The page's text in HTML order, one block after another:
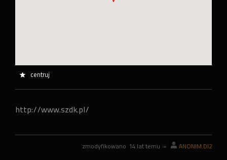
centruj
http://www.szdk.pl/
zmodyfikowano 14 lat temu » ANONIM.DI2